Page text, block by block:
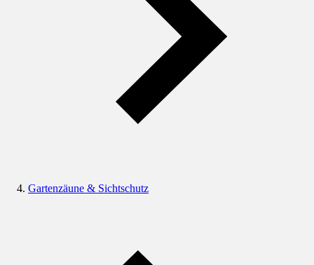
Gartenzäune & Sichtschutz